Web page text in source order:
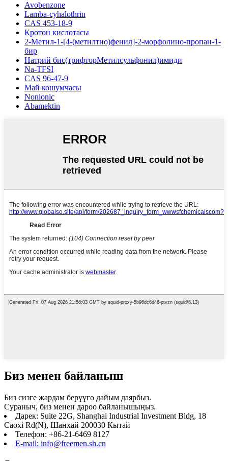
Avobenzone
Lamba-cyhalothrin
CAS 453-18-9
Кротон кислотасы
2-Метил-1-[4-(метилтио)фенил]-2-морфолино-пропан-1-
бир
Натрий бис(трифторМетилсульфонил)имиди
Na-TFSI
CAS 96-47-9
Май кошумчасы
Nonionic
Abamektin
Биз менен байланыш
Биз сизге жардам берүүгө дайым даярбыз.
Сураныч, биз менен дароо байланышыңыз.
Дарек: Suite 22G, Shanghai Industrial Investment Bldg, 18
Caoxi Rd(N), Шанхай 200030 Кытай
Телефон: +86-21-6469 8127
E-mail: info@freemen.sh.cn